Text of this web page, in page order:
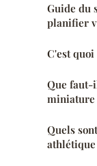
Guide du
planifier
C'est
Que faut-
miniature
Quels
athlétique